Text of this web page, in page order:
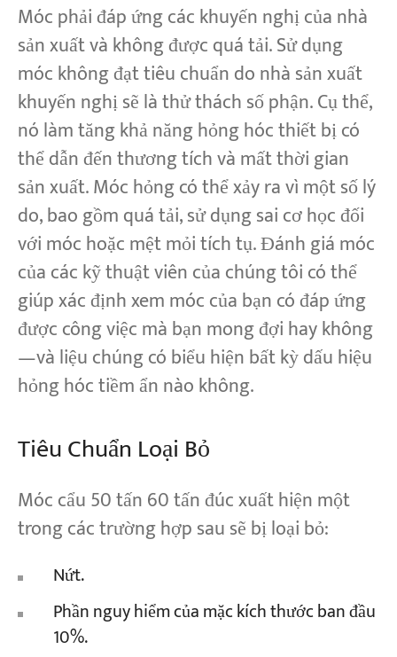
Móc phải đáp ứng các khuyến nghị của nhà
sản xuất và không được quá tải. Sử dụng
móc không đạt tiêu chuẩn do nhà sản xuất
khuyến nghị sẽ là thử thách số phận. Cụ thể,
nó làm tăng khả năng hỏng hóc thiết bị có
thể dẫn đến thương tích và mất thời gian
sản xuất. Móc hỏng có thể xảy ra vì một số lý
do, bao gồm quá tải, sử dụng sai cơ học đối
với móc hoặc mệt mỏi tích tụ. Đánh giá móc
của các kỹ thuật viên của chúng tôi có thể
giúp xác định xem móc của bạn có đáp ứng
được công việc mà bạn mong đợi hay không
—và liệu chúng có biểu hiện bất kỳ dấu hiệu
hỏng hóc tiềm ẩn nào không.
Tiêu Chuẩn Loại Bỏ
Móc cẩu 50 tấn 60 tấn đúc xuất hiện một
trong các trường hợp sau sẽ bị loại bỏ:
Nứt.
Phần nguy hiểm của mặc kích thước ban đầu
10%.